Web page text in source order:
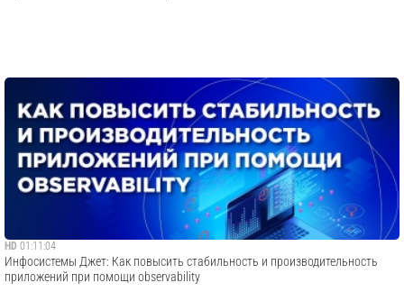
HD 01:11:04
Инфосистемы Джет: Как повысить стабильность и производительность
приложений при помощи observability